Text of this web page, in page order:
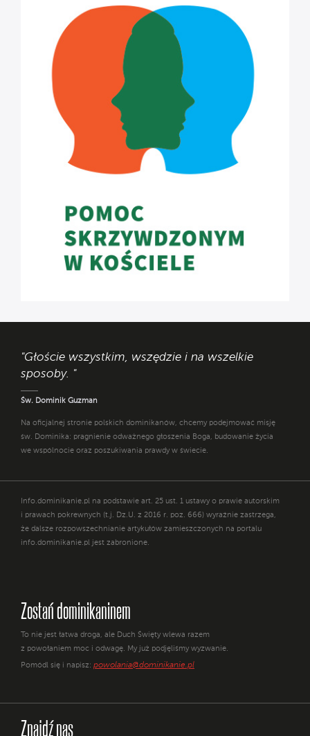
"Głoście wszystkim, wszędzie i na wszelkie
sposoby. "
Św. Dominik Guzman
Na oficjalnej stronie polskich dominikanów, chcemy podejmować misję
św. Dominika: pragnienie odważnego głoszenia Boga, budowanie życia
we wspólnocie oraz poszukiwania prawdy w świecie.
Info.dominikanie.pl na podstawie art. 25 ust. 1 ustawy o prawie autorskim
i prawach pokrewnych (t.j. Dz.U. z 2016 r. poz. 666) wyraźnie zastrzega,
że dalsze rozpowszechnianie artykułów zamieszczonych na portalu
info.dominikanie.pl jest zabronione.
Zostań dominikaninem
To nie jest łatwa droga, ale Duch Święty wlewa razem
z powołaniem moc i odwagę. My już podjęliśmy wyzwanie.
Pomódl się i napisz: powolania@dominikanie.pl
Znajdź nas